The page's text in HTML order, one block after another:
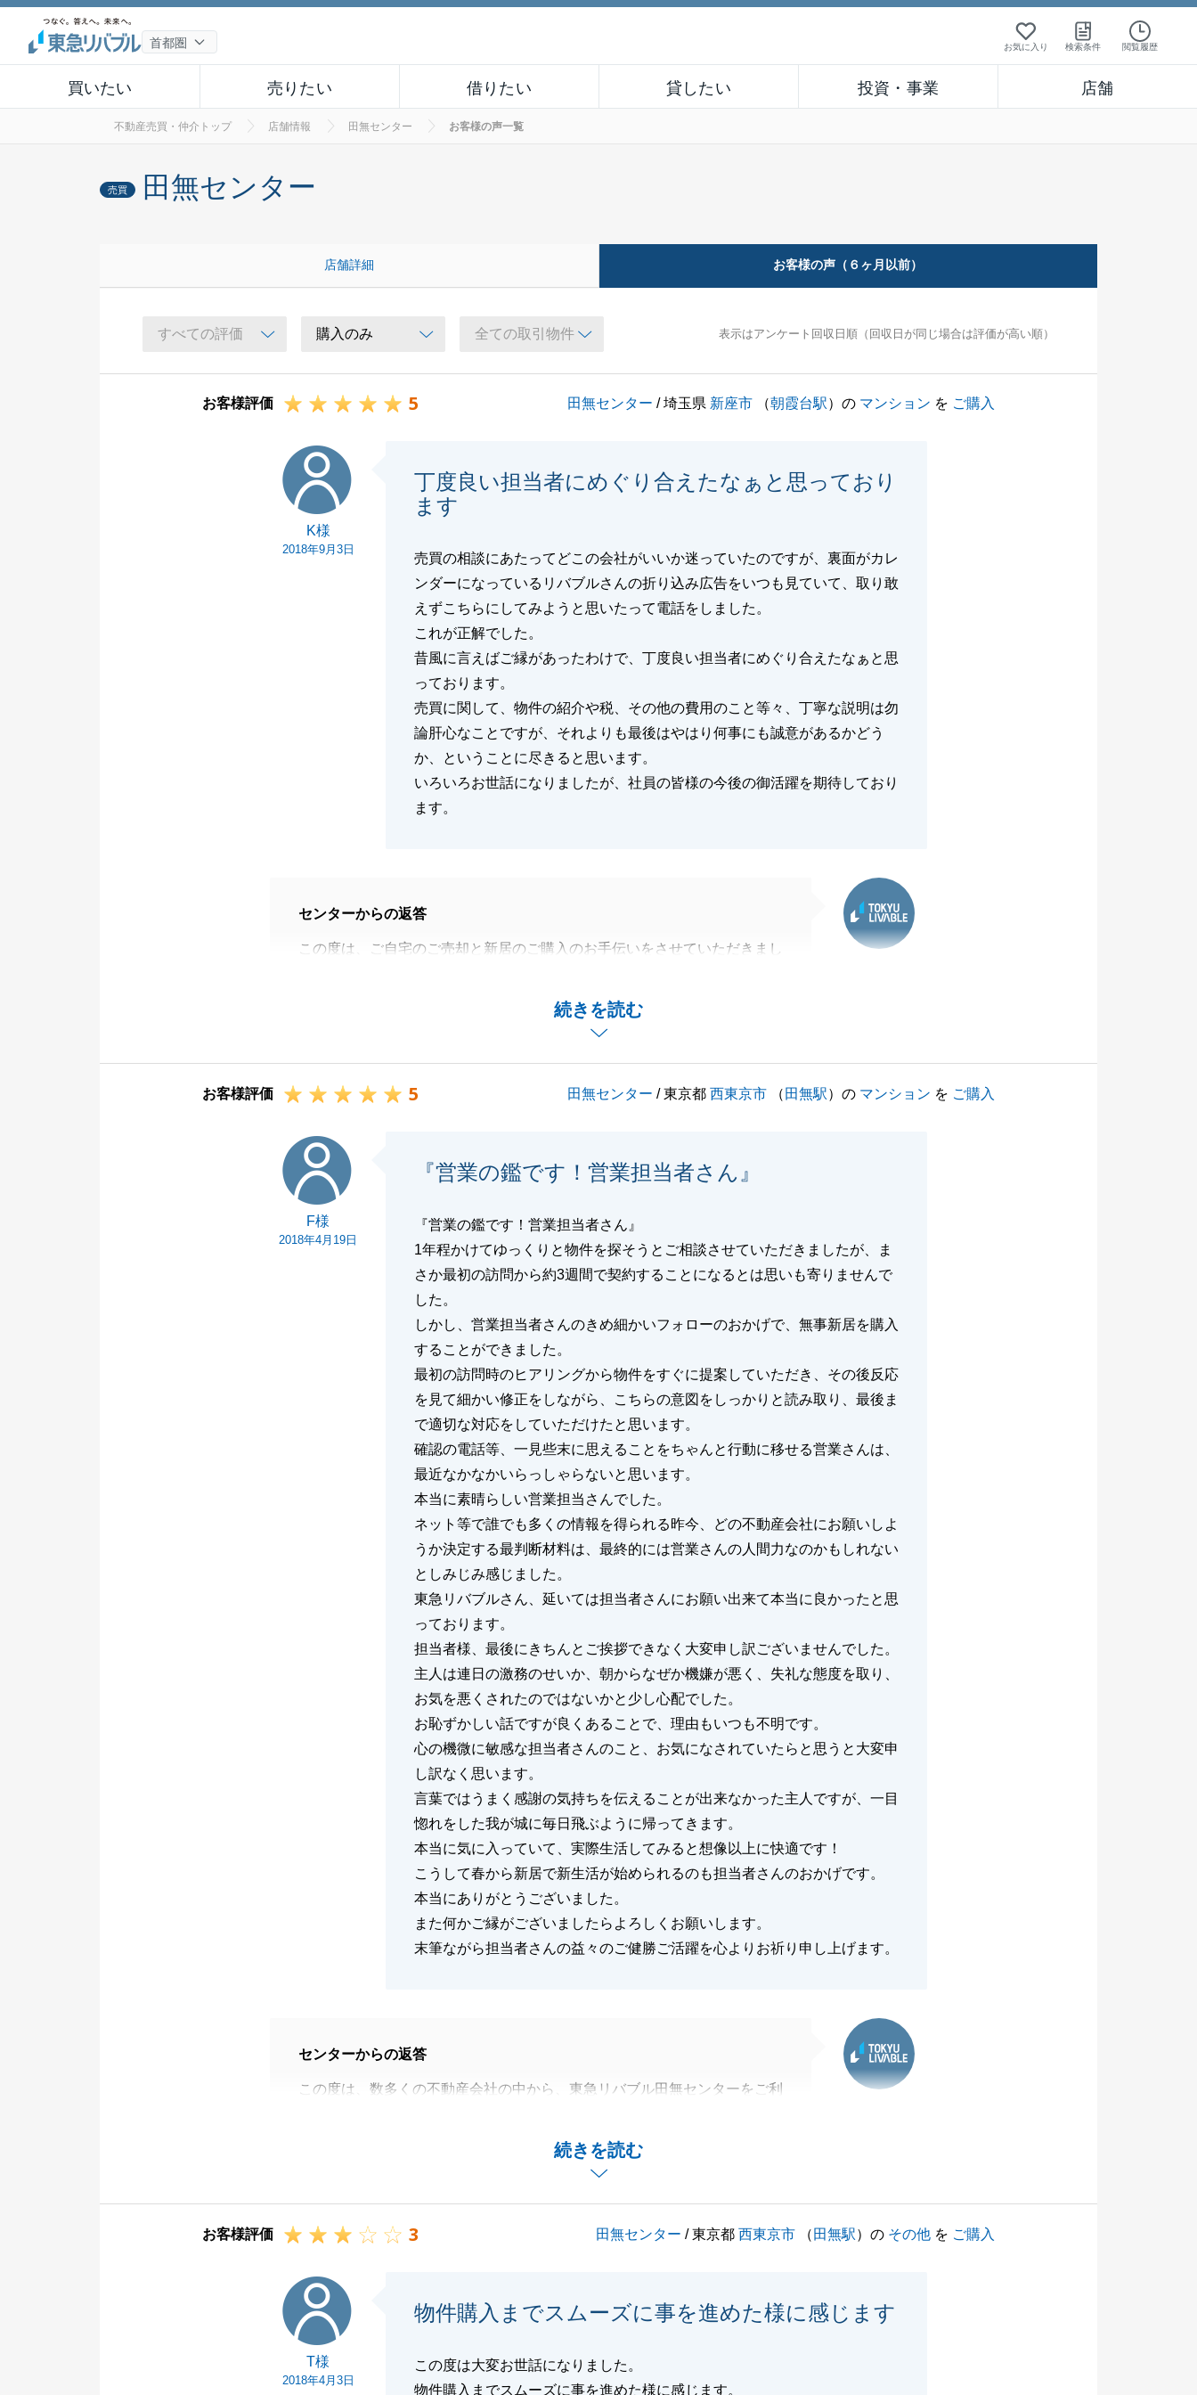
お気に入り 検索条件 閲覧履歴
買いたい 売りたい 借りたい 貸したい 投資・事業 店舗
不動産売買・仲介トップ 店舗情報 田無センター お客様の声一覧
売買 田無センター
店舗詳細 お客様の声（６ヶ月以前）
表示はアンケート回収日順（回収日が同じ場合は評価が高い順）
お客様評価 5 田無センター / 埼玉県 新座市 （朝霞台駅）の マンション を ご購入
K様
2018年9月3日
丁度良い担当者にめぐり合えたなぁと思っており
ます
売買の相談にあたってどこの会社がいいか迷っていたのですが、裏面がカレ
ンダーになっているリバブルさんの折り込み広告をいつも見ていて、取り敢
えずこちらにしてみようと思いたって電話をしました。
これが正解でした。
昔風に言えばご縁があったわけで、丁度良い担当者にめぐり合えたなぁと思
っております。
売買に関して、物件の紹介や税、その他の費用のこと等々、丁寧な説明は勿
論肝心なことですが、それよりも最後はやはり何事にも誠意があるかどう
か、ということに尽きると思います。
いろいろお世話になりましたが、社員の皆様の今後の御活躍を期待しており
ます。
続きを読む
センターからの返答
この度は、ご自宅のご売却と新居のご購入のお手伝いをさせていただきまし
またお褒めのお言葉をいただきまして重ねて御礼申し上げます。
今回、お住み替えが成功したポイントとしましては、一時的にでも仮住まい
ております。
にご連絡下さい。
この度は本当にありがとうございました。
閉じる
お客様評価 5 田無センター / 東京都西東京市 （ 田無駅）の マンション を ご購入
F様
2018年4月19日
『営業の鑑です！営業担当者さん』
『営業の鑑です！営業担当者さん』
1年程かけてゆっくりと物件を探そうとご相談させていただきましたが、ま
さか最初の訪問から約3週間で契約することになるとは思いも寄りませんで
した。
しかし、営業担当者さんのきめ細かいフォローのおかげで、無事新居を購入
することができました。
最初の訪問時のヒアリングから物件をすぐに提案していただき、その後反応
を見て細かい修正をしながら、こちらの意図をしっかりと読み取り、最後ま
で適切な対応をしていただけたと思います。
確認の電話等、一見些末に思えることをちゃんと行動に移せる営業さんは、
最近なかなかいらっしゃらないと思います。
本当に素晴らしい営業担当さんでした。
ネット等で誰でも多くの情報を得られる昨今、どの不動産会社にお願いしよ
うか決定する最判断材料は、最終的には営業さんの人間力なのかもしれない
としみじみ感じました。
東急リバブルさん、延いては担当者さんにお願い出来て本当に良かったと思
っております。
担当者様、最後にきちんとご挨拶できなく大変申し訳ございませんでした。
主人は連日の激務のせいか、朝からなぜか機嫌が悪く、失礼な態度を取り、
お気を悪くされたのではないかと少し心配でした。
お恥ずかしい話ですが良くあることで、理由もいつも不明です。
心の機微に敏感な担当者さんのこと、お気になされていたらと思うと大変申
し訳なく思います。
言葉ではうまく感謝の気持ちを伝えることが出来なかった主人ですが、一目
惚れをした我が城に毎日飛ぶように帰ってきます。
本当に気に入っていて、実際生活してみると想像以上に快適です！
こうして春から新居で新生活が始められるのも担当者さんのおかげです。
本当にありがとうございました。
また何かご縁がございましたらよろしくお願いします。
末筆ながら担当者さんの益々のご健勝ご活躍を心よりお祈り申し上げます。
続きを読む
センターからの返答
この度は、数多くの不動産会社の中から、東急リバブル田無センターをご利
Ｆ様のお住み替えのお手伝いができました事、またお褒めのお言葉をいただ
きまして大変うれしく思います。重ねて御礼申し上げます。
こない物件がちょうど出てきましたので、自信をもってお薦めさせていただ
ご契約日にはご主人様のご都合が合わず、奥様がかわりに手続きを行ってい
ただきましてありがとうございました。
ご契約後のローン審査等も、Ｆ様が書類をすぐにご用意いただいたため、ス
ムーズに進めることができました。
最後のご決済日のご主人様のご機嫌が悪かったとの事ですが、全然そのよう
お客様評価 3 田無センター / 東京都西東京市 （ 田無駅）の その他 を ご購入
T様
2018年4月3日
物件購入までスムーズに事を進めた様に感じます
この度は大変お世話になりました。
物件購入までスムーズに事を進めた様に感じます。